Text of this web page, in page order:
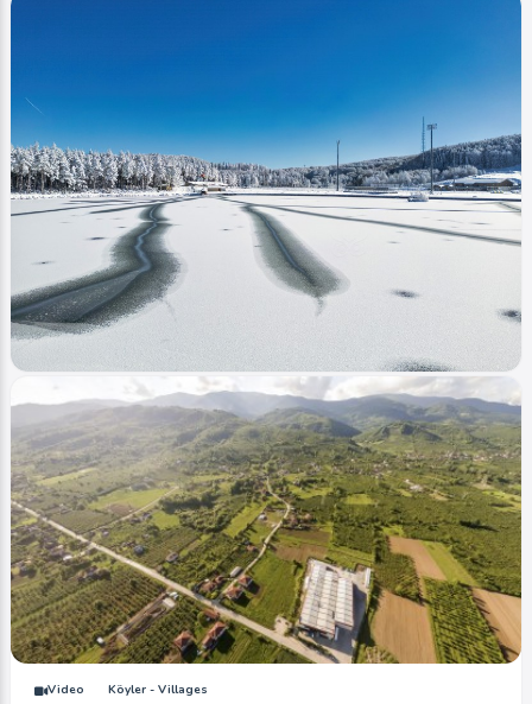
Image Yaylalar - Plateaus
Balıklı Yaylası - Balikli Plateau
Ahmet Bozdemir 0 5391 0
Video Köyler - Villages